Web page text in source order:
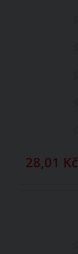
28,01 Kč